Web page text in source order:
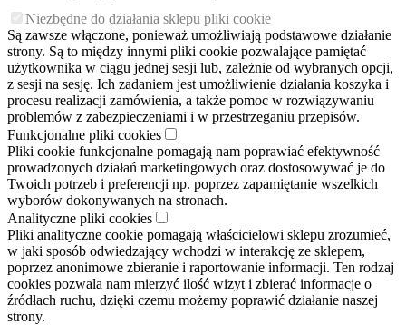
Niezbędne do działania sklepu pliki cookie
Są zawsze włączone, ponieważ umożliwiają podstawowe działanie
strony. Są to między innymi pliki cookie pozwalające pamiętać
użytkownika w ciągu jednej sesji lub, zależnie od wybranych opcji,
z sesji na sesję. Ich zadaniem jest umożliwienie działania koszyka i
procesu realizacji zamówienia, a także pomoc w rozwiązywaniu
problemów z zabezpieczeniami i w przestrzeganiu przepisów.
Funkcjonalne pliki cookies
Pliki cookie funkcjonalne pomagają nam poprawiać efektywność
prowadzonych działań marketingowych oraz dostosowywać je do
Twoich potrzeb i preferencji np. poprzez zapamiętanie wszelkich
wyborów dokonywanych na stronach.
Analityczne pliki cookies
Pliki analityczne cookie pomagają właścicielowi sklepu zrozumieć,
w jaki sposób odwiedzający wchodzi w interakcję ze sklepem,
poprzez anonimowe zbieranie i raportowanie informacji. Ten rodzaj
cookies pozwala nam mierzyć ilość wizyt i zbierać informacje o
źródłach ruchu, dzięki czemu możemy poprawić działanie naszej
strony.